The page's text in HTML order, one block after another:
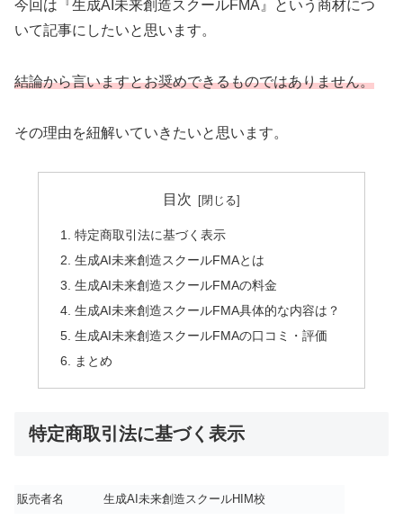
今回は『生成AI未来創造スクールFMA』という商材につ
いて記事にしたいと思います。
結論から言いますとお奨めできるものではありません。
その理由を紐解いていきたいと思います。
目次
特定商取引法に基づく表示
生成AI未来創造スクールFMAとは
生成AI未来創造スクールFMAの料金
生成AI未来創造スクールFMA具体的な内容は？
生成AI未来創造スクールFMAの口コミ・評価
まとめ
特定商取引法に基づく表示
販売者名 生成AI未来創造スクールHIM校